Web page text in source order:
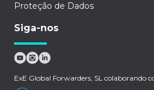
Proteção de Dados
Siga-nos
ExE Global Forwarders, SL colaborando